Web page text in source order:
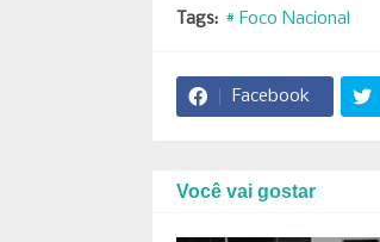
Tags: # Foco Nacional
Facebook
Você vai gostar